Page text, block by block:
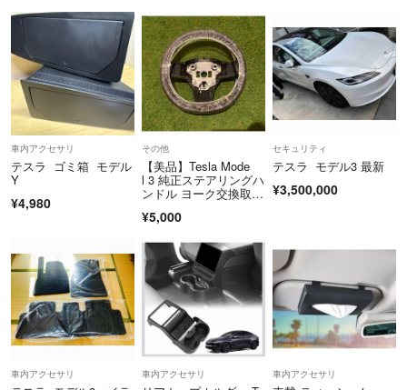
ショップ内基本的に、
ノークレーム、ノーリターンでお願いしていますが、商品に不備がある
場合は、返品いたします。
商品受取り前に、ご連絡ください。
どうぞよろしくお願いします。
車内アクセサリ
テスラ ゴミ箱 モデル
Y
¥4,980
その他
【美品】Tesla Mode
l 3 純正ステアリングハ
ンドル ヨーク交換取外
¥5,000
セキュリティ
テスラ モデル3 最新
¥3,500,000
車内アクセサリ 車内アクセサリ 車内アクセサリ